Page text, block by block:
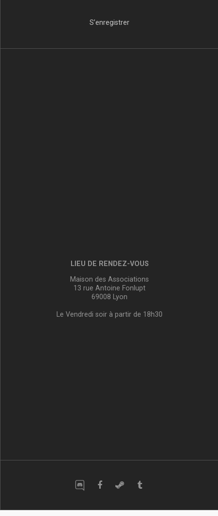
S’enregistrer
LIEU DE RENDEZ-VOUS
Maison des Associations
13 rue Antoine Fonlupt
69008 Lyon
Le Vendredi soir à partir de 18h30